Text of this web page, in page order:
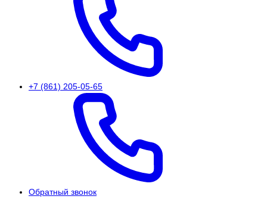
+7 (861) 205-05-65
Обратный звонок